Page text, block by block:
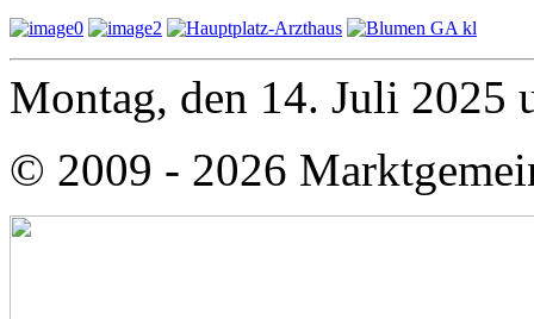
Montag, den 14. Juli 2025
© 2009 - 2026